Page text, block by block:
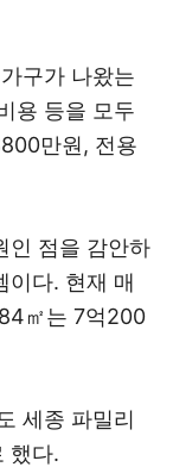
구가 나왔는
용 등을 모두
만원, 전용
인 점을 감안하
이다. 현재 매
㎡는 7억200
세종 파밀리
했다.